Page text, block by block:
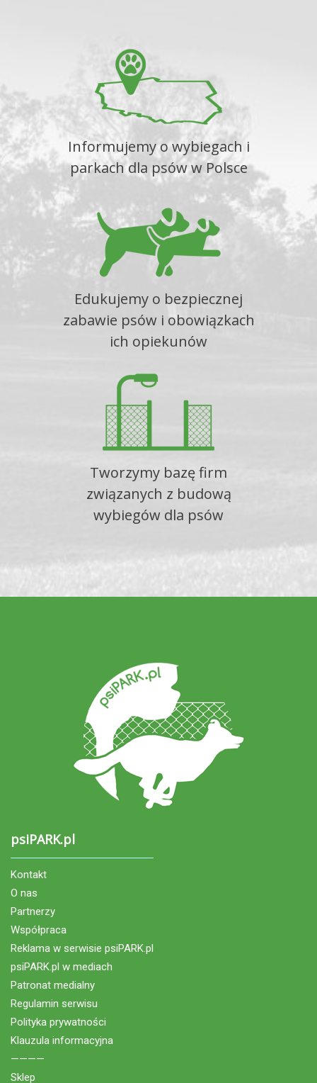
Informujemy o wybiegach i
parkach dla psów w Polsce
Edukujemy o bezpiecznej
zabawie psów i obowiązkach
ich opiekunów
Tworzymy bazę firm
związanych z budową
wybiegów dla psów
psiPARK.pl
Kontakt
O nas
Partnerzy
Współpraca
Reklama w serwisie psiPARK.pl
psiPARK.pl w mediach
Patronat medialny
Regulamin serwisu
Polityka prywatności
Klauzula informacyjna
————
Sklep